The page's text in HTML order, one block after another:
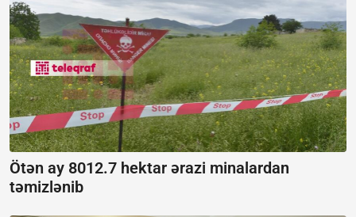
Ötən ay 8012.7 hektar ərazi minalardan
təmizlənib